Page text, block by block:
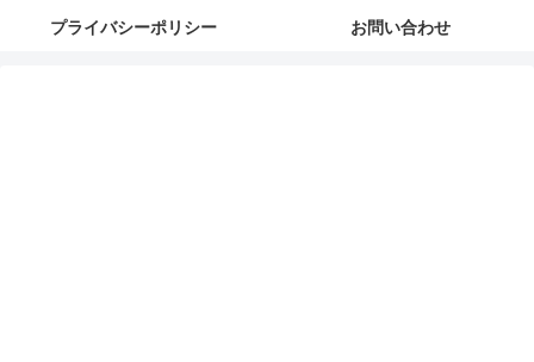
プライバシーポリシー お問い合わせ